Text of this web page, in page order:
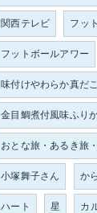
関西テレビ フッ
フットボールアワー
味付けやわらか真だ
金目鯛煮付風味ふり
おとな旅・あるき旅・
小塚舞子さん か
ハート 星 カ